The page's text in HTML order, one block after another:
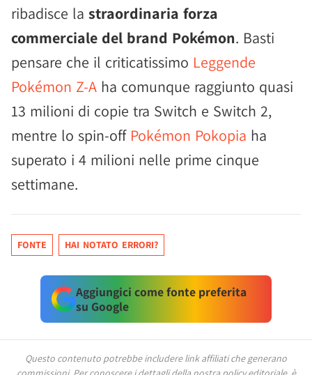
ribadisce la straordinaria forza
commerciale del brand Pokémon. Basti
pensare che il criticatissimo Leggende
Pokémon Z-A ha comunque raggiunto quasi
13 milioni di copie tra Switch e Switch 2,
mentre lo spin-off Pokémon Pokopia ha
superato i 4 milioni nelle prime cinque
settimane.
FONTE HAI NOTATO ERRORI?
Aggiungici come fonte preferita
su Google
Questo contenuto potrebbe includere link affiliati che generano